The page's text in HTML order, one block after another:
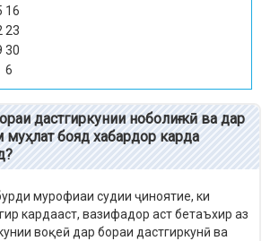
16
23
30
6
дастгиркунии ноболиғ кӣ ва дар
муҳлат бояд хабардор карда
мурофиаи судии ҷиноятие, ки
кардааст, вазифадор аст бетаъхир аз
воқеӣ дар бораи дастгиркунӣ ва